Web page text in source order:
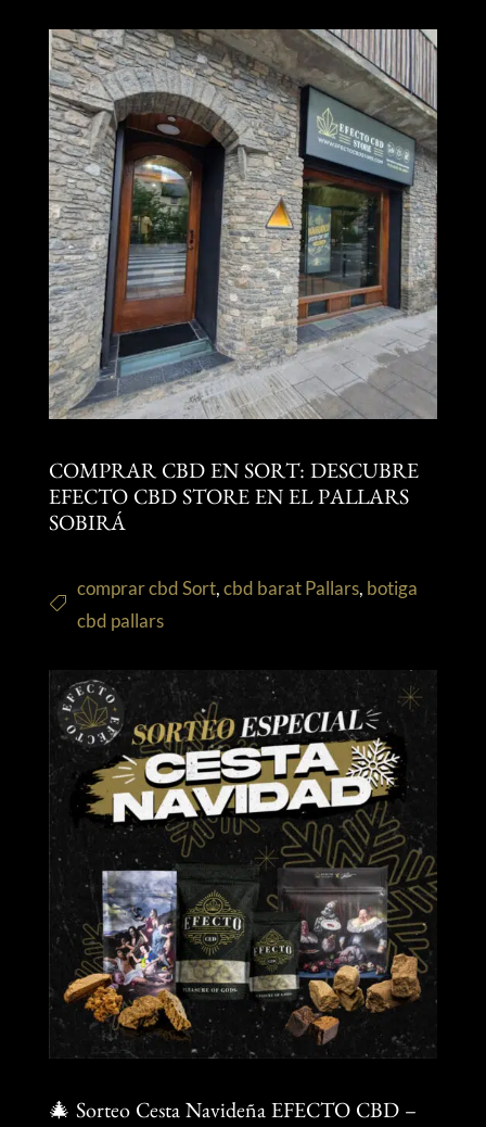
COMPRAR CBD EN SORT: DESCUBRE
EFECTO CBD STORE EN EL PALLARS
SOBIRÁ
comprar cbd Sort,cbd barat Pallars, botiga
cbd pallars
🎄 Sorteo Cesta Navideña EFECTO CBD –